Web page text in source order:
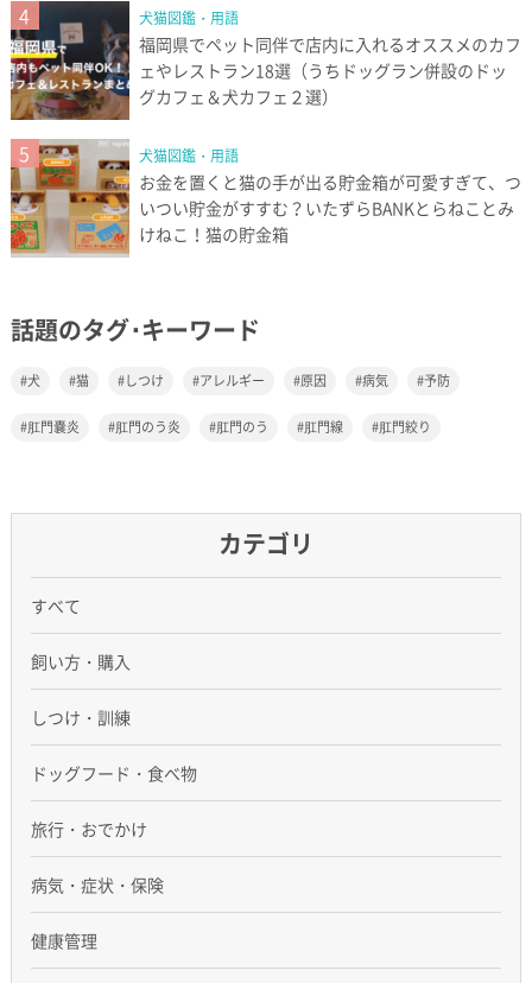
4 犬猫図鑑・用語
福岡県でペット同伴で店内に入れるオススメのカフ
ェやレストラン18選（うちドッグラン併設のドッ
グカフェ＆犬カフェ２選）
5 犬猫図鑑・用語
お金を置くと猫の手が出る貯金箱が可愛すぎて、つ
いつい貯金がすすむ？いたずらBANKとらねことみ
けねこ！猫の貯金箱
話題のタグ･キーワード
犬 猫 しつけ アレルギー 原因 病気 予防
肛門嚢炎 肛門のう炎 肛門のう 肛門線 肛門絞り
カテゴリ
すべて
飼い方・購入
しつけ・訓練
ドッグフード・食べ物
旅行・おでかけ
病気・症状・保険
健康管理